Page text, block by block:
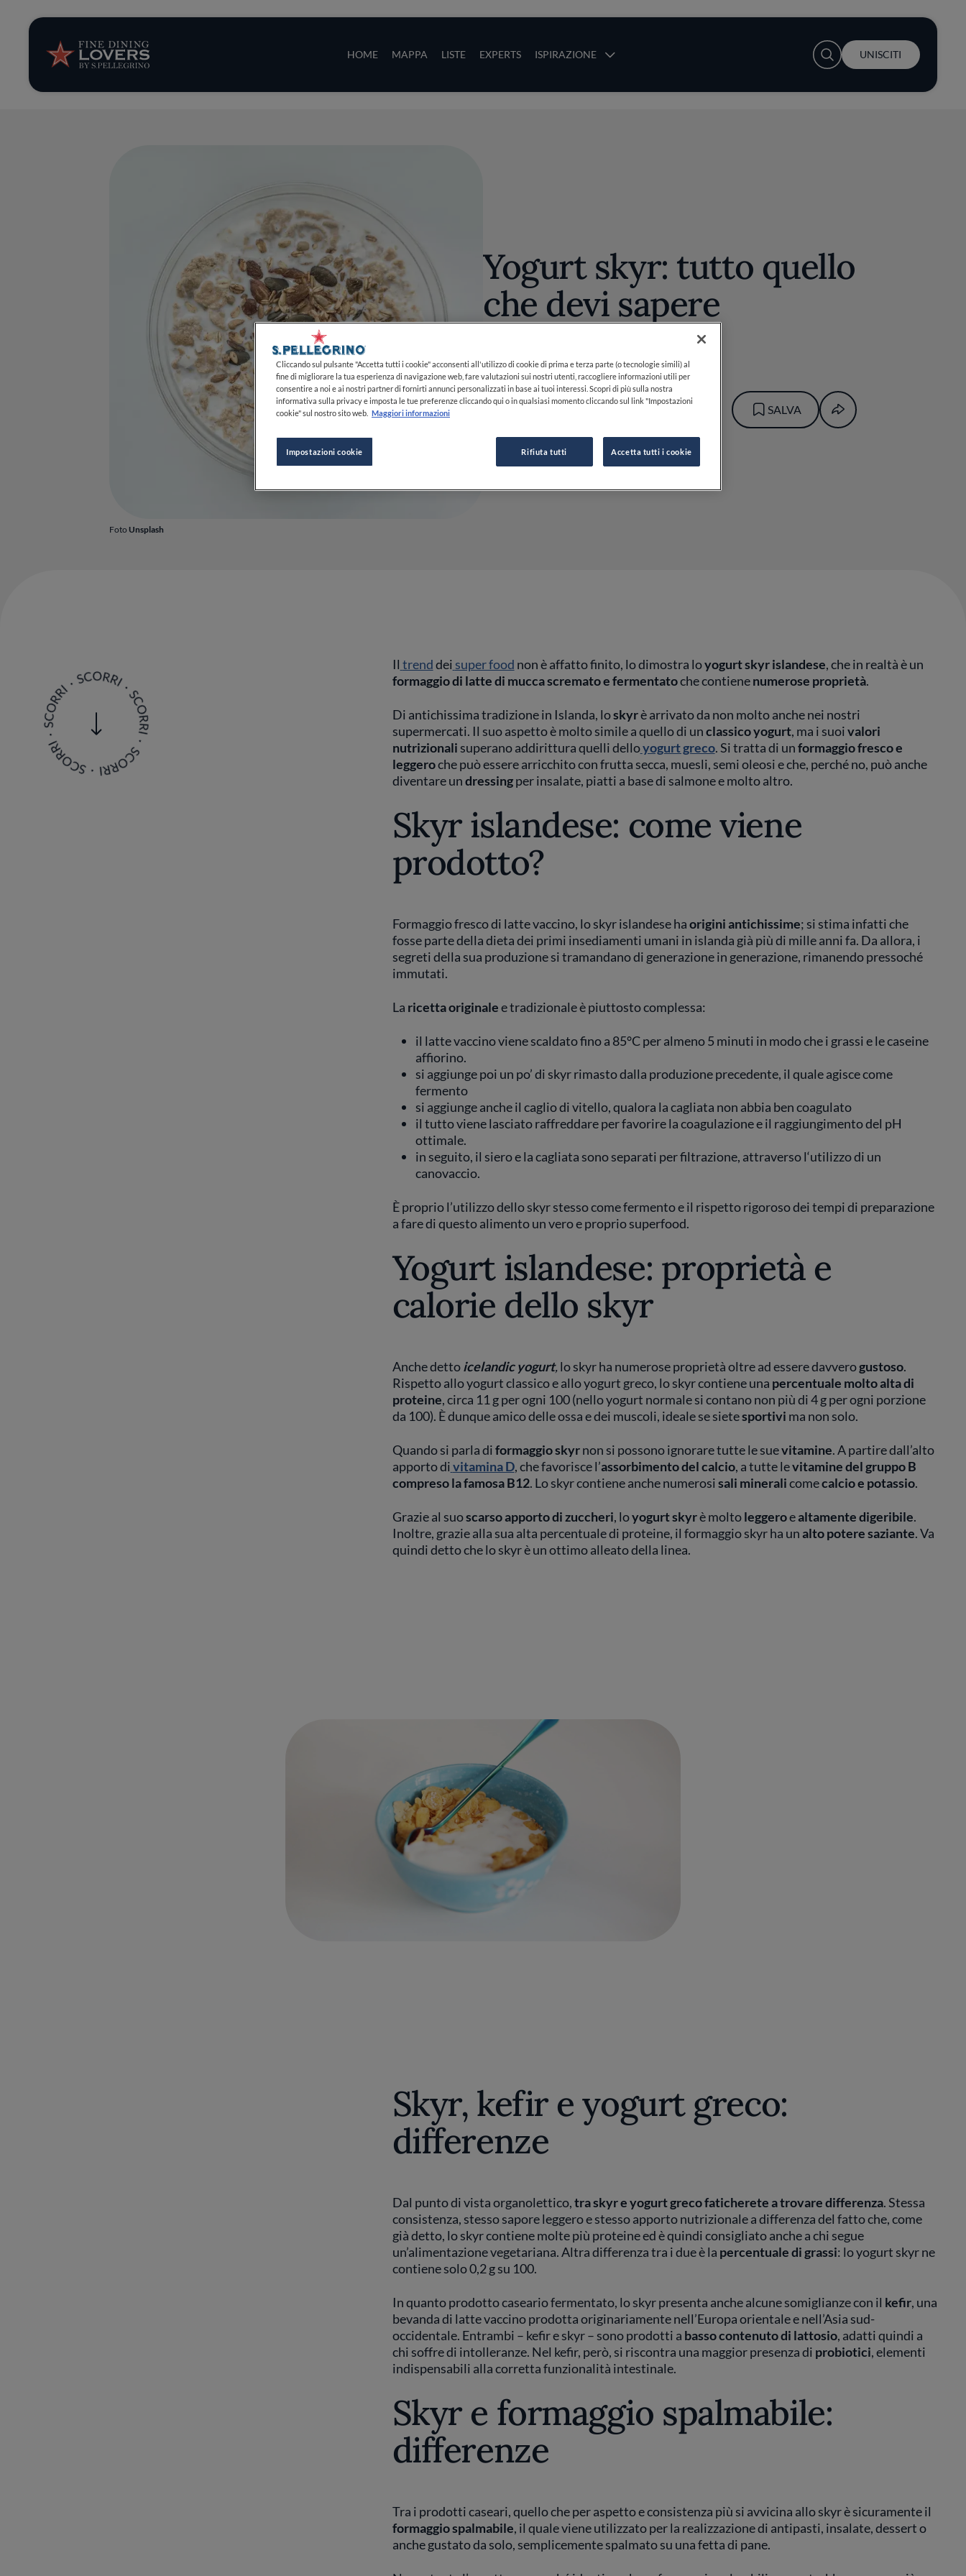
HOME MAPPA LISTE EXPERTS ISPIRAZIONE
Storie e tendenze
Ricette
User account menu
UNISCITI
Foto Unsplash
Yogurt skyr: tutto quello
che devi sapere
DACLAUDIA CONCAS
SALVA
Il trenddei super food non è affatto finito, lo dimostra loyogurt skyr islandese, che in realtà è un
formaggio di latte di mucca scremato e fermentatoche contienenumerose proprietà.
Di antichissima tradizione in Islanda, loskyrè arrivato da non molto anche nei nostri
supermercati. Il suo aspetto è molto simile a quello di unclassico yogurt, ma i suoivalori
nutrizionalisuperano addirittura quelli delloyogurt greco. Si tratta di unformaggio fresco e
leggeroche può essere arricchito con frutta secca, muesli, semi oleosi e che, perché no, può anche
diventare undressingper insalate, piatti a base di salmone e molto altro.
Skyr islandese: come viene
prodotto?
Formaggio fresco di latte vaccino, lo skyr islandese haorigini antichissime; si stima infatti che
fosse parte della dieta dei primi insediamenti umani in islanda già più di mille anni fa. Da allora, i
segreti della sua produzione si tramandano di generazione in generazione, rimanendo pressoché
immutati.
La ricetta originalee tradizionale è piuttosto complessa:
il latte vaccino viene scaldato fino a 85°C per almeno 5 minuti in modo che i grassi e le caseine
affiorino.
si aggiunge poi un po’ di skyr rimasto dalla produzione precedente, il quale agisce come
fermento
si aggiunge anche il caglio di vitello, qualora la cagliata non abbia ben coagulato
il tutto viene lasciato raffreddare per favorire la coagulazione e il raggiungimento del pH
ottimale.
in seguito, il siero e la cagliata sono separati per filtrazione, attraverso l‘utilizzo di un
canovaccio.
È proprio l’utilizzo dello skyr stesso come fermento e il rispetto rigoroso dei tempi di preparazione
a fare di questo alimento un vero e proprio superfood.
Yogurt islandese: proprietà e
calorie dello skyr
Anche dettoicelandic yogurt,lo skyr ha numerose proprietà oltre ad essere davverogustoso.
Rispetto allo yogurt classico e allo yogurt greco, lo skyr contiene una percentuale molto alta di
proteine, circa 11 g per ogni 100 (nello yogurt normale si contano non più di 4 g per ogni porzione
da 100). È dunque amico delle ossa e dei muscoli, ideale se sietesportivi ma non solo.
Quando si parla diformaggio skyrnon si possono ignorare tutte le suevitamine. A partire dall’alto
apporto divitamina D, che favorisce l’assorbimento del calcio, a tutte levitamine del gruppo B
compreso la famosa B12. Lo skyr contiene anche numerosisali mineralicomecalcio e potassio.
Grazie al suoscarso apporto di zuccheri, loyogurt skyrè moltoleggeroealtamente digeribile.
Inoltre, grazie alla sua alta percentuale di proteine, il formaggio skyr ha unalto potere saziante. Va
quindi detto che lo skyr è un ottimo alleato della linea.
Skyr, kefir e yogurt greco:
differenze
Dal punto di vista organolettico,tra skyr e yogurt greco faticherete a trovare differenza. Stessa
consistenza, stesso sapore leggero e stesso apporto nutrizionale a differenza del fatto che, come
già detto, lo skyr contiene molte più proteine ed è quindi consigliato anche a chi segue
un’alimentazione vegetariana. Altra differenza tra i due è la percentuale di grassi: lo yogurt skyr ne
contiene solo 0,2 g su 100.
In quanto prodotto caseario fermentato, lo skyr presenta anche alcune somiglianze con il kefir, una
bevanda di latte vaccino prodotta originariamente nell’Europa orientale e nell’Asia sud-
occidentale. Entrambi – kefir e skyr – sono prodotti a basso contenuto di lattosio, adatti quindi a
chi soffre di intolleranze. Nel kefir, però, si riscontra una maggior presenza di probiotici, elementi
indispensabili alla corretta funzionalità intestinale.
Skyr e formaggio spalmabile:
differenze
Tra i prodotti caseari, quello che per aspetto e consistenza più si avvicina allo skyr è sicuramente il
formaggio spalmabile, il quale viene utilizzato per la realizzazione di antipasti, insalate, dessert o
anche gustato da solo, semplicemente spalmato su una fetta di pane.
Cliccando sul pulsante "Accetta tutti i cookie" acconsenti all'utilizzo di cookie di prima e terza parte (o tecnologie simili) al
fine di migliorare la tua esperienza di navigazione web, fare valutazioni sui nostri utenti, raccogliere informazioni utili per
consentire a noi e ai nostri partner di fornirti annunci personalizzati in base ai tuoi interessi. Scopri di più sulla nostra
informativa sulla privacy e imposta le tue preferenze cliccando qui o in qualsiasi momento cliccando sul link "Impostazioni
cookie" sul nostro sito web. Maggiori informazioni
Impostazioni cookie Rifiuta tutti Accetta tutti i cookie